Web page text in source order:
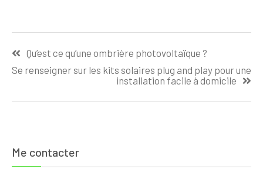
essentielles
gestion durable
Qu’est ce qu’une ombrière photovoltaïque ?
Se renseigner sur les kits solaires plug and play pour une
installation facile à domicile
Me contacter